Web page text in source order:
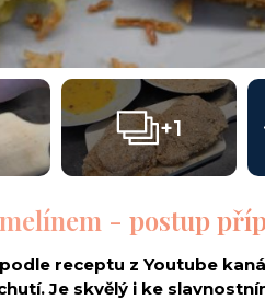
+1
- postup
receptu z Youtube
Je skvělý i ke